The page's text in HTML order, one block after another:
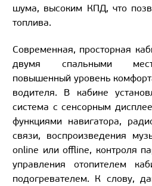
шума, высоким КПД, что
топлива.
Современная, просторная
двумя спальными
повышенный уровень
водителя. В кабине
система с сенсорным
функциями навигатора,
связи, воспроизведения
online или offline, контроля
управления отопителем
подогревателем. К слову,